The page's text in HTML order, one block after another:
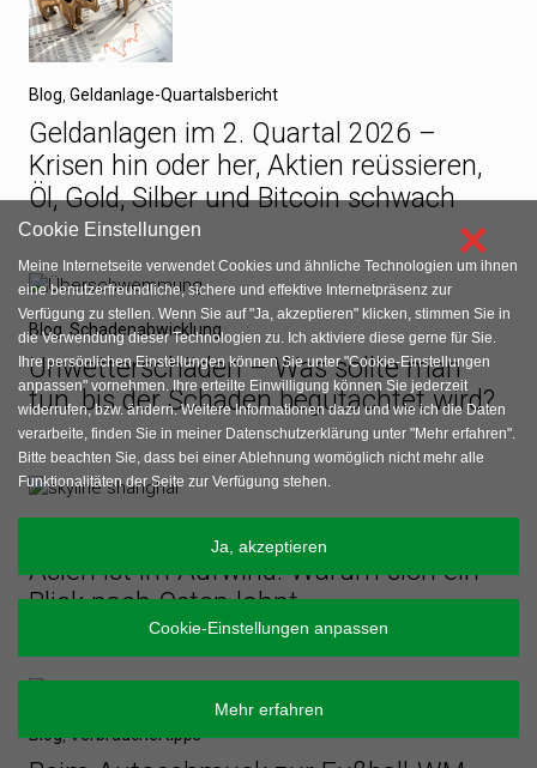
Blog Geldanlage-Quartalsbericht
Geldanlagen im 2. Quartal 2026 –
Krisen hin oder her, Aktien reüssieren,
Öl, Gold, Silber und Bitcoin schwach
Blog Schadenabwicklung
Unwetterschäden – Was sollte man
tun, bis der Schaden begutachtet wird?
Asien ist im Aufwind: Warum sich ein
Blick nach Osten lohnt
Blog,Verbrauchertipps
×
Cookie Einstellungen
Meine Internetseite verwendet Cookies und ähnliche Technologien um ihnen
eine benutzerfreundliche, sichere und effektive Internetpräsenz zur
Verfügung zu stellen. Wenn Sie auf "Ja, akzeptieren" klicken, stimmen Sie in
die Verwendung dieser Technologien zu. Ich aktiviere diese gerne für Sie.
Ihre persönlichen Einstellungen können Sie unter "Cookie-Einstellungen
anpassen" vornehmen. Ihre erteilte Einwilligung können Sie jederzeit
widerrufen, bzw. ändern. Weitere Informationen dazu und wie ich die Daten
verarbeite, finden Sie in meiner Datenschutzerklärung unter "Mehr erfahren".
Bitte beachten Sie, dass bei einer Ablehnung womöglich nicht mehr alle
Funktionalitäten der Seite zur Verfügung stehen.
Ja, akzeptieren
Cookie-Einstellungen anpassen
Mehr erfahren